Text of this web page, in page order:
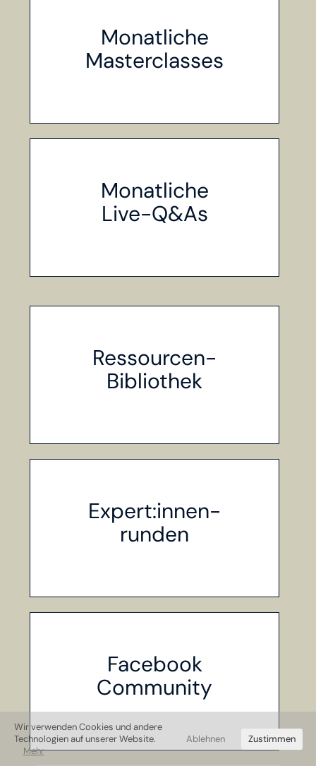
Monatliche
Masterclasses
Monatliche
Live-Q&As
Ressourcen-
Bibliothek
Expert:innen-
runden
Facebook
Community
Wir verwenden Cookies und andere
Technologien auf unserer Website.
Mehr
Ablehnen Zustimmen